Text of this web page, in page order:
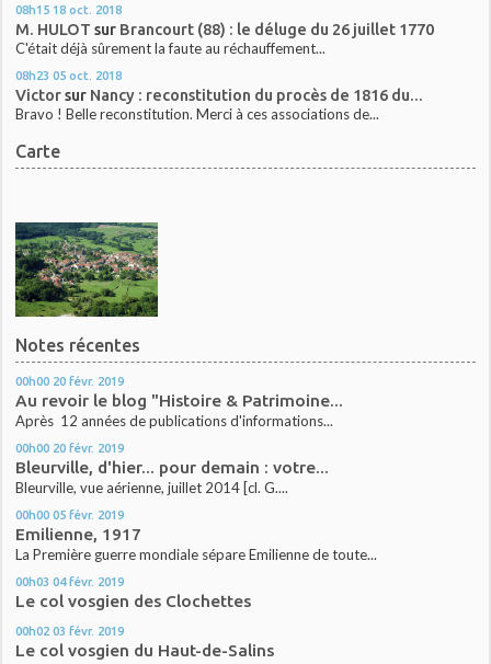
08h15 18 oct. 2018
M. HULOT sur Brancourt (88) : le déluge du 26 juillet 1770
C'était déjà sûrement la faute au réchauffement...
08h23 05 oct. 2018
Victorsur Nancy : reconstitution du procès de 1816 du...
Bravo ! Belle reconstitution. Merci à ces associations de...
Carte
Notes récentes
00h00 20 févr. 2019
Au revoir le blog "Histoire & Patrimoine...
Après 12 années de publications d'informations...
00h00 20 févr. 2019
Bleurville, d'hier... pour demain : votre...
Bleurville, vue aérienne, juillet 2014 [cl. G....
00h00 05 févr. 2019
Emilienne, 1917
La Première guerre mondiale sépare Emilienne de toute...
00h03 04 févr. 2019
Le col vosgien des Clochettes
00h02 03 févr. 2019
Le col vosgien du Haut-de-Salins